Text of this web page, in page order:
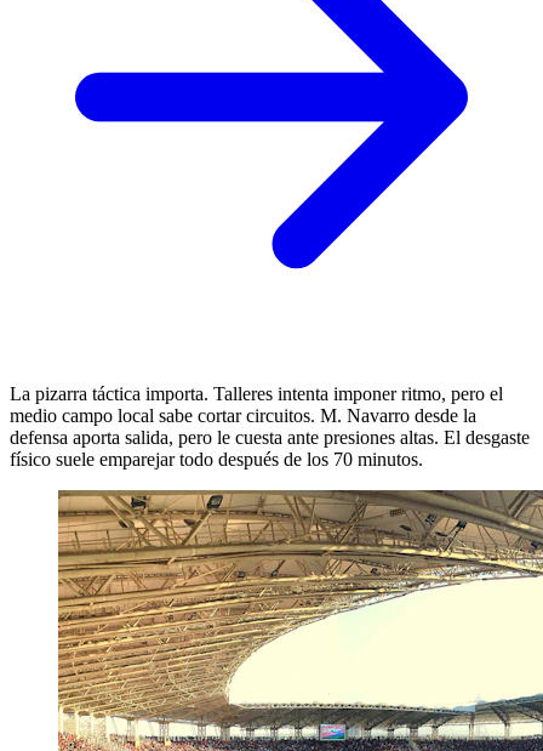
La pizarra táctica importa. Talleres intenta imponer ritmo, pero el
medio campo local sabe cortar circuitos. M. Navarro desde la
defensa aporta salida, pero le cuesta ante presiones altas. El desgaste
físico suele emparejar todo después de los 70 minutos.